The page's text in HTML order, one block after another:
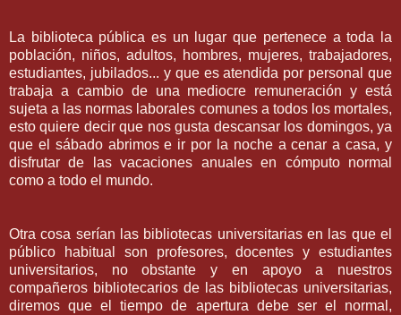
La biblioteca pública es un lugar que pertenece a toda la
población, niños, adultos, hombres, mujeres, trabajadores,
estudiantes, jubilados... y que es atendida por personal que
trabaja a cambio de una mediocre remuneración y está
sujeta a las normas laborales comunes a todos los mortales,
esto quiere decir que nos gusta descansar los domingos, ya
que el sábado abrimos e ir por la noche a cenar a casa, y
disfrutar de las vacaciones anuales en cómputo normal
como a todo el mundo.
Otra cosa serían las bibliotecas universitarias en las que el
público habitual son profesores, docentes y estudiantes
universitarios, no obstante y en apoyo a nuestros
compañeros bibliotecarios de las bibliotecas universitarias,
diremos que el tiempo de apertura debe ser el normal,